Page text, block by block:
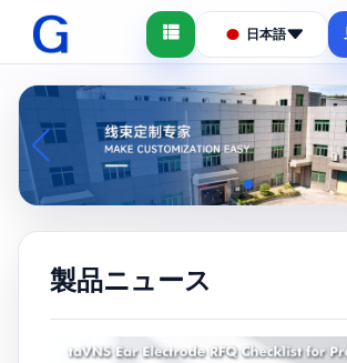
日本語
製品ニュース